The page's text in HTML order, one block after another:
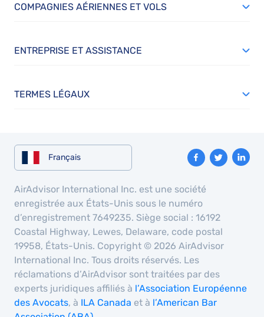
COMPAGNIES AÉRIENNES ET VOLS
ENTREPRISE ET ASSISTANCE
TERMES LÉGAUX
Français
AirAdvisor International Inc. est une société
enregistrée aux États-Unis sous le numéro
d’enregistrement 7649235. Siège social : 16192
Coastal Highway, Lewes, Delaware, code postal
19958, États-Unis. Copyright © 2026 AirAdvisor
International Inc. Tous droits réservés. Les
réclamations d’AirAdvisor sont traitées par des
experts juridiques affiliés à l’Association Européenne
des Avocats, à ILA Canada et à l’American Bar